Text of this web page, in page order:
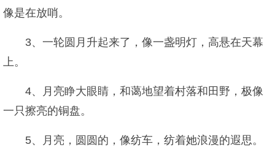
像是在放哨。
3、一轮圆月升起来了，像一盏明灯，高悬在天幕
上。
4、月亮睁大眼睛，和蔼地望着村落和田野，极像
一只擦亮的铜盘。
5、月亮，圆圆的，像纺车，纺着她浪漫的遐思。